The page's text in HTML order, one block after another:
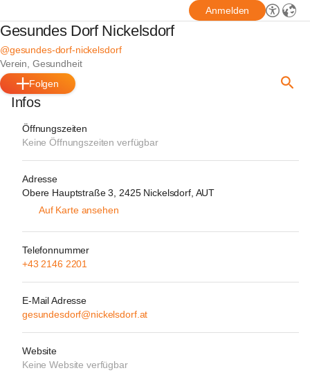
Anmelden
Gesundes Dorf Nickelsdorf
@gesundes-dorf-nickelsdorf
Verein, Gesundheit
Folgen
Infos
Öffnungszeiten
Keine Öffnungszeiten verfügbar
Adresse
Obere Hauptstraße 3, 2425 Nickelsdorf, AUT
Auf Karte ansehen
Telefonnummer
+43 2146 2201
E-Mail Adresse
gesundesdorf@nickelsdorf.at
Website
Keine Website verfügbar